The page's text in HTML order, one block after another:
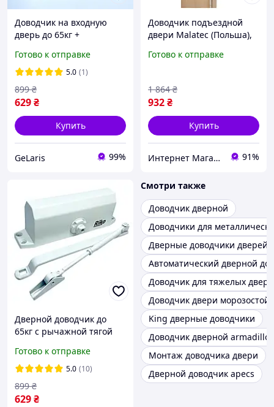
Доводчик на входную
дверь до 65кг +
Белый / Автодоводчик
дверей / Дверные
доводчики
Готово к отправке
5.0 (1)
629₴
899 ₴
Купить
GeLaris 99%
Доводчик подъездной
двери Malatec (Польша),
уличный, Доводчик для
Готово к отправке
932₴
1 864 ₴
Купить
Интернет Магазин "StepShop" 91%
Дверной доводчик до
65кг с рычажной тягой
Доводчик дверной /
Доводчик на входную
дверь
Готово к отправке
5.0 (10)
629₴
899 ₴
Смотри также
Доводчик дверной
Доводчики для
Дверные доводчики дверей
Автоматический дверной
Доводчик для тяжелых
Доводчик двери
King дверные доводчики
Доводчик дверной armadillo
Монтаж доводчика двери
Дверной доводчик apecs